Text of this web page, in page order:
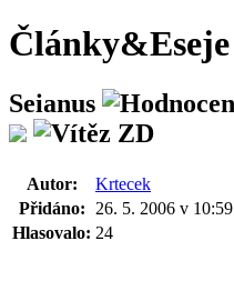
Články&Eseje
Seianus
Autor:
Krtecek
Přidáno:
26. 5. 2006 v 10:59
Hlasovalo: 24